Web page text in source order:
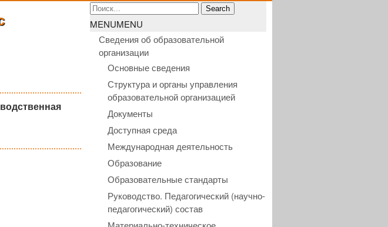
Search
for:
MENUMENU
Сведения об образовательной
организации
Основные сведения
Структура и органы управления
образовательной организацией
Документы
Доступная среда
Международная деятельность
Образование
Образовательные стандарты
Руководство. Педагогический (научно-
педагогический) состав